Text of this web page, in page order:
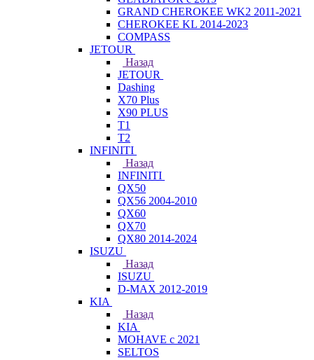
GRAND CHEROKEE WK2 2011-2021
CHEROKEE KL 2014-2023
COMPASS
JETOUR
Назад
JETOUR
Dashing
X70 Plus
X90 PLUS
T1
T2
INFINITI
Назад
INFINITI
QX50
QX56 2004-2010
QX60
QX70
QX80 2014-2024
ISUZU
Назад
ISUZU
D-MAX 2012-2019
KIA
Назад
KIA
MOHAVE с 2021
SELTOS